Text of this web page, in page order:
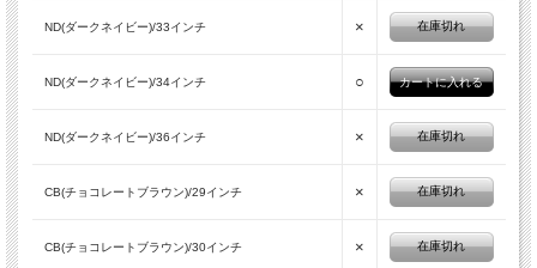
ND(ダークネイビー)/33インチ × 在庫切れ
ND(ダークネイビー)/34インチ ○
ND(ダークネイビー)/36インチ × 在庫切れ
CB(チョコレートブラウン)/29インチ × 在庫切れ
CB(チョコレートブラウン)/30インチ × 在庫切れ